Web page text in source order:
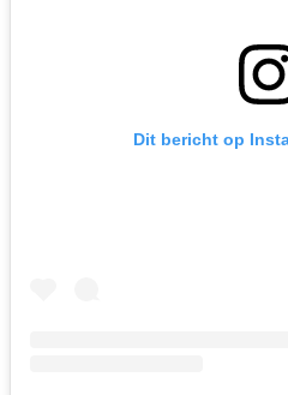
Dit bericht op